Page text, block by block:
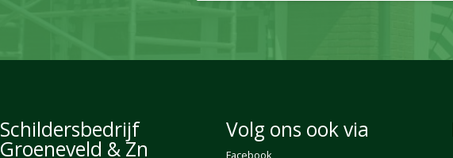
Schildersbedrijf
Groeneveld & Zn
Volg ons ook via
Facebook